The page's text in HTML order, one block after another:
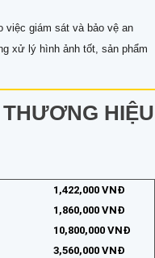
việc giám sát và bảo vệ an
xử lý hình ảnh tốt, sản phẩm
HIỆU
1,422,000 VNĐ
1,860,000 VNĐ
10,800,000 VNĐ
3,560,000 VNĐ